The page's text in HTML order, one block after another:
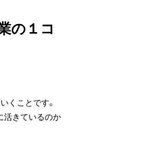
の１コ
くことです。
活きているのか